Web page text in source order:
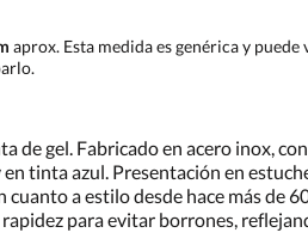
aprox. Esta medida es genérica y
gel. Fabricado en acero inox,
tinta azul. Presentación en
a estilo desde hace más de
para evitar borrones,